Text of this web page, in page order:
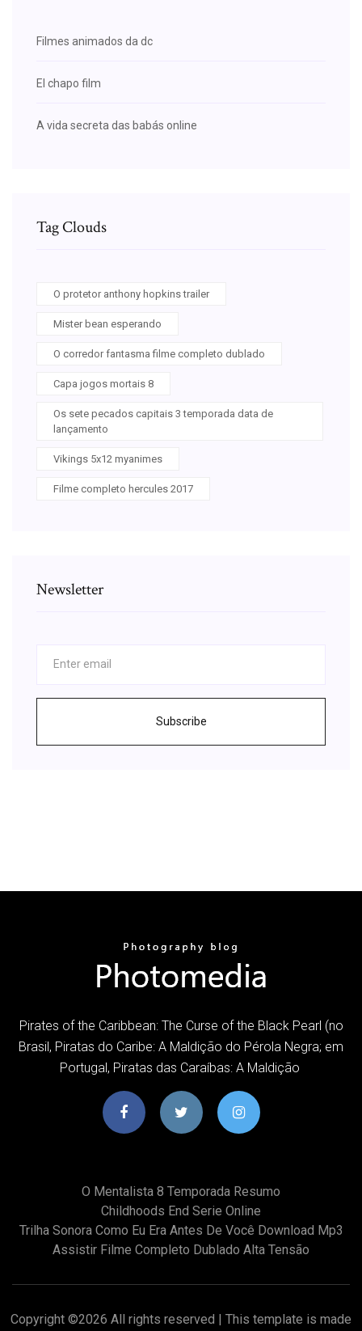
Filmes animados da dc
El chapo film
A vida secreta das babás online
Tag Clouds
O protetor anthony hopkins trailer
Mister bean esperando
O corredor fantasma filme completo dublado
Capa jogos mortais 8
Os sete pecados capitais 3 temporada data de
lançamento
Vikings 5x12 myanimes
Filme completo hercules 2017
Newsletter
Subscribe
Pirates of the Caribbean: The Curse of the Black Pearl (no
Brasil, Piratas do Caribe: A Maldição do Pérola Negra; em
Portugal, Piratas das Caraíbas: A Maldição
O Mentalista 8 Temporada Resumo
Childhoods End Serie Online
Trilha Sonora Como Eu Era Antes De Você Download Mp3
Assistir Filme Completo Dublado Alta Tensão
Copyright ©2026 All rights reserved | This template is made